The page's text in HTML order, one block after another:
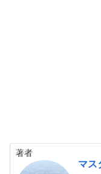
著者
マス